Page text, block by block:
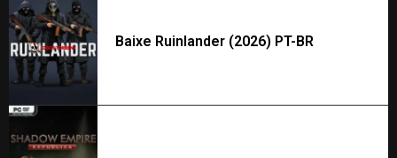
Baixe Ruinlander (2026) PT-BR